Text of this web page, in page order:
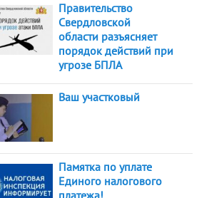
Правительство
Свердловской
области разъясняет
порядок действий при
угрозе БПЛА
Ваш участковый
Памятка по уплате
Единого налогового
платежа!